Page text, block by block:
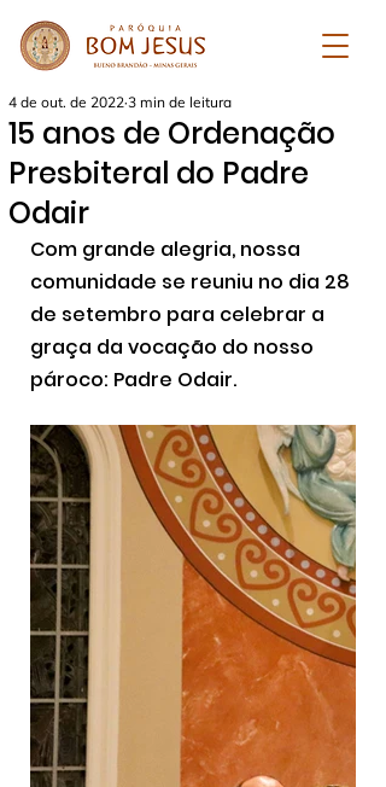
15 anos de Ordenação
Presbiteral do Padre
Odair
4 de out. de 2022 3 min de leitura
Com grande alegria, nossa
comunidade se reuniu no dia 28
de setembro para celebrar a
graça da vocação do nosso
pároco: Padre Odair.